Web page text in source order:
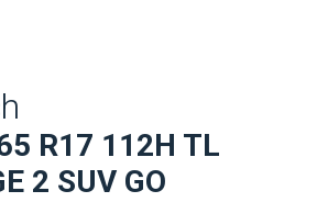
R17 112H TL
2 SUV GO